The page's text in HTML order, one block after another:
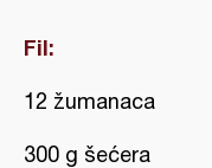
Fil:
12 žumanaca
300 g šećera